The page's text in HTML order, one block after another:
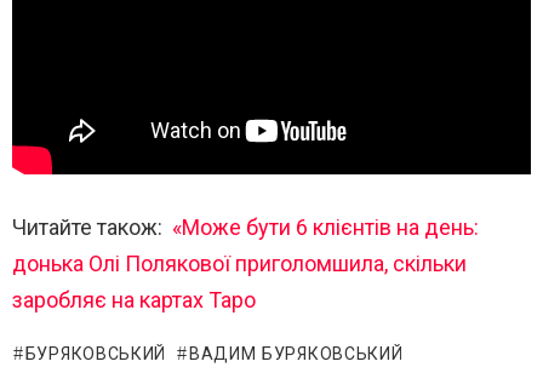
Читайте також: «Може бути 6 клієнтів на день:
донька Олі Полякової приголомшила, скільки
заробляє на картах Таро
БУРЯКОВСЬКИЙ
ВАДИМ БУРЯКОВСЬКИЙ